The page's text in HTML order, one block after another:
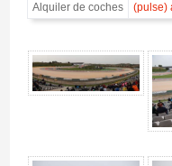
Alquiler de coches
(pulse)